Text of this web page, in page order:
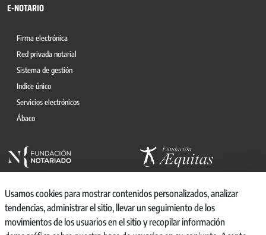
E-NOTARIO
Firma electrónica
Red privada notarial
Sistema de gestión
Indice único
Servicios electrónicos
Ábaco
© 2026, CONSEJO GENERAL DEL NOTARIO
Usamos cookies para mostrar contenidos personalizados, analizar
tendencias, administrar el sitio, llevar un seguimiento de los
movimientos de los usuarios en el sitio y recopilar información